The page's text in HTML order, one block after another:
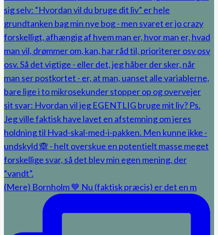
(Mere) Bornholm 💙 Nu (faktisk præcis) er det en m